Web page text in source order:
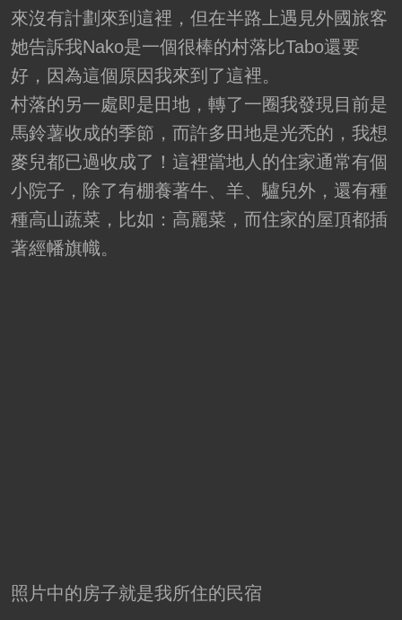
來沒有計劃來到這裡，但在半路上遇見外國旅客
她告訴我Nako是一個很棒的村落比Tabo還要
好，因為這個原因我來到了這裡。
村落的另一處即是田地，轉了一圈我發現目前是
馬鈴薯收成的季節，而許多田地是光禿的，我想
麥兒都已過收成了！這裡當地人的住家通常有個
小院子，除了有棚養著牛、羊、驢兒外，還有種
種高山蔬菜，比如：高麗菜，而住家的屋頂都插
著經幡旗幟。
照片中的房子就是我所住的民宿